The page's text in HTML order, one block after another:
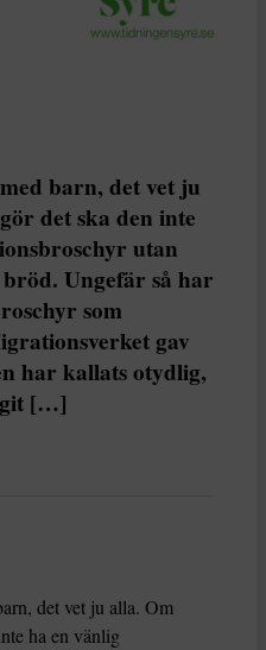
barn, det vet ju
det ska den inte
utan
Ungefär så har
som
gav
har kallats otydlig,
[…]
det vet ju alla. Om
ha en vänlig